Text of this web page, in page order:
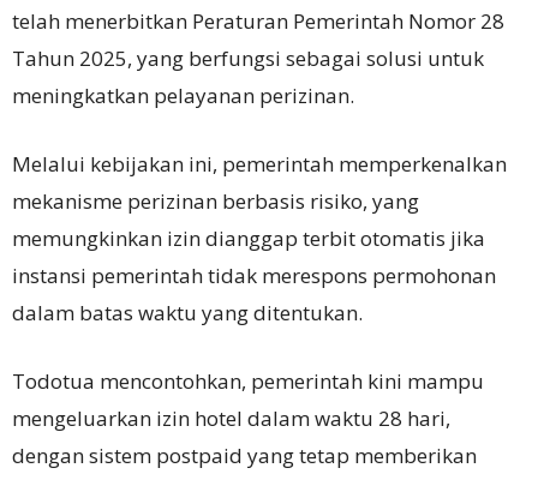
telah menerbitkan Peraturan Pemerintah Nomor 28
Tahun 2025, yang berfungsi sebagai solusi untuk
meningkatkan pelayanan perizinan.
Melalui kebijakan ini, pemerintah memperkenalkan
mekanisme perizinan berbasis risiko, yang
memungkinkan izin dianggap terbit otomatis jika
instansi pemerintah tidak merespons permohonan
dalam batas waktu yang ditentukan.
Todotua mencontohkan, pemerintah kini mampu
mengeluarkan izin hotel dalam waktu 28 hari,
dengan sistem postpaid yang tetap memberikan